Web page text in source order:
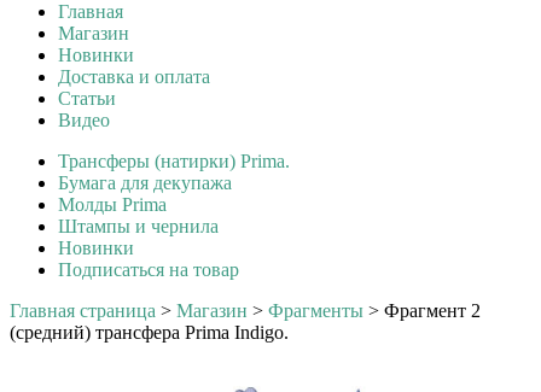
Главная
Магазин
Новинки
Доставка и оплата
Статьи
Видео
Трансферы (натирки) Prima.
Бумага для декупажа
Молды Prima
Штампы и чернила
Новинки
Подписаться на товар
Главная страница > Магазин > Фрагменты > Фрагмент 2
(средний) трансфера Prima Indigo.